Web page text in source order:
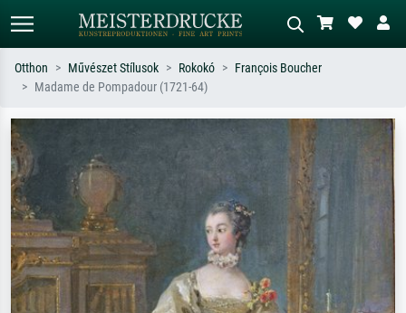
Keressen művész, műcím vagy stílus
szerint – pl. Monet, Csillagos éj,
impresszionizmus, Hokusai-hullám,
Írja le a jelenetet – pl. zöld rét, sok
piros absztrakt, sötét olajkép, álló akt
egy fa mellett.
Otthon Művészet Stílusok Rokokó
François Boucher
Madame de Pompadour (1721-64)